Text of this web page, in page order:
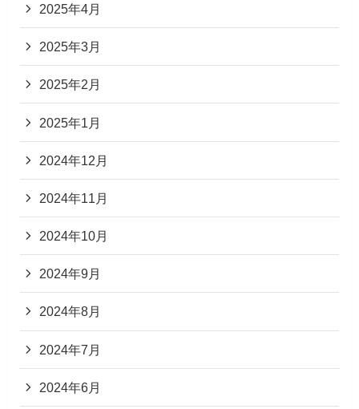
2025年4月
2025年3月
2025年2月
2025年1月
2024年12月
2024年11月
2024年10月
2024年9月
2024年8月
2024年7月
2024年6月